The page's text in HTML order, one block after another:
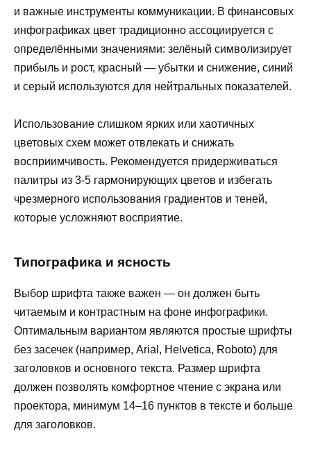
и важные инструменты коммуникации. В финансовых
инфографиках цвет традиционно ассоциируется с
определёнными значениями: зелёный символизирует
прибыль и рост, красный — убытки и снижение, синий
и серый используются для нейтральных показателей.
Использование слишком ярких или хаотичных
цветовых схем может отвлекать и снижать
восприимчивость. Рекомендуется придерживаться
палитры из 3-5 гармонирующих цветов и избегать
чрезмерного использования градиентов и теней,
которые усложняют восприятие.
Типографика и ясность
Выбор шрифта также важен — он должен быть
читаемым и контрастным на фоне инфографики.
Оптимальным вариантом являются простые шрифты
без засечек (например, Arial, Helvetica, Roboto) для
заголовков и основного текста. Размер шрифта
должен позволять комфортное чтение с экрана или
проектора, минимум 14–16 пунктов в тексте и больше
для заголовков.